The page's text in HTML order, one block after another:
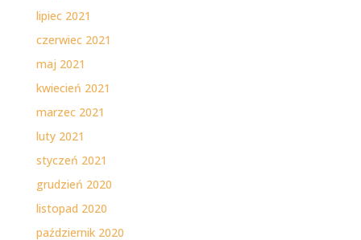
lipiec 2021
czerwiec 2021
maj 2021
kwiecień 2021
marzec 2021
luty 2021
styczeń 2021
grudzień 2020
listopad 2020
październik 2020